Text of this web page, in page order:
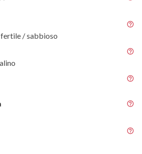
/ sabbioso